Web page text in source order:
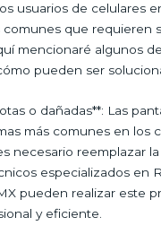
usuarios de celulares
comunes que requieren
mencionaré algunos
pueden ser
o dañadas**: Las
más comunes en los
necesario reemplazar
especializados en
pueden realizar este
y eficiente.